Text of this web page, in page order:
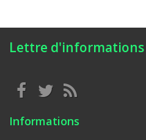
Lettre d'informations
Informations